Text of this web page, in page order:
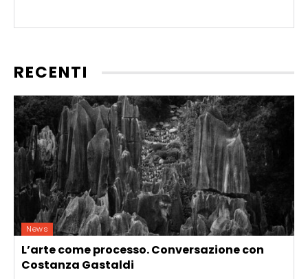
RECENTI
News
L’arte come processo. Conversazione con
Costanza Gastaldi